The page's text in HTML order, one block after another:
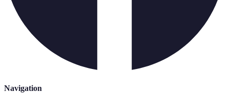
Navigation